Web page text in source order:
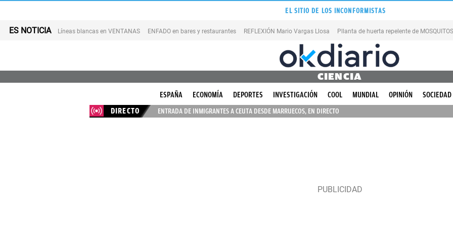
EL SITIO DE LOS INCONFORMISTAS
ES NOTICIA Líneas blancas en VENTANAS ENFADO en bares y restaurantes REFLEXIÓN Mario Vargas Llosa Pllanta de huerta repelente de MOSQUITOS
CIENCIA
ESPAÑA ECONOMÍA DEPORTES INVESTIGACIÓN COOL MUNDIAL OPINIÓN SOCIEDAD
DIRECTO
ENTRADA DE INMIGRANTES A CEUTA DESDE MARRUECOS, EN DIRECTO